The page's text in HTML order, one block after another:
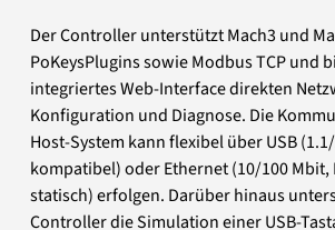
Der Controller unterstützt Mach3 und
PoKeysPlugins sowie Modbus TCP und
integriertes Web-Interface direkten
Konfiguration und Diagnose. Die
Host-System kann flexibel über USB
kompatibel) oder Ethernet (10/100 Mbit,
statisch) erfolgen. Darüber hinaus
Controller die Simulation einer USB-